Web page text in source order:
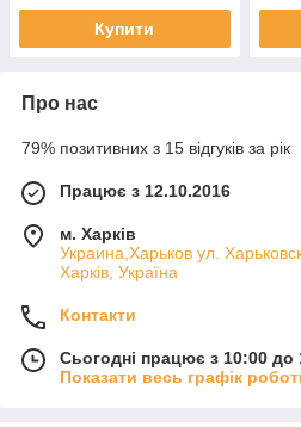
Купити
Про нас
79% позитивних з 15 відгуків за рік
Працює з 12.10.2016
м. Харків
Украина,Харьков ул.
Харків, Україна
Контакти
Сьогодні працює з 10:00 до
Показати весь графік